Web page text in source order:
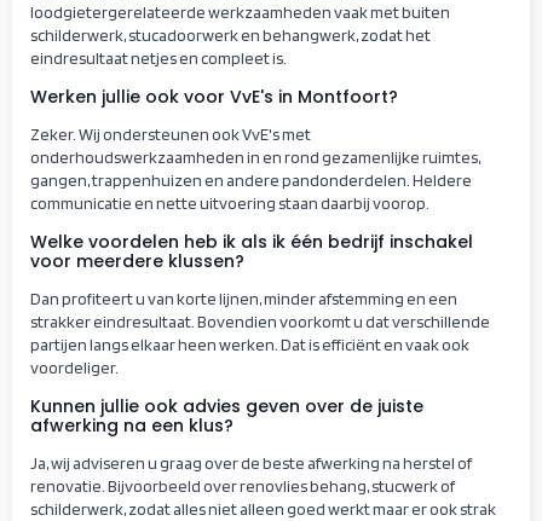
loodgietergerelateerde werkzaamheden vaak met buiten
schilderwerk, stucadoorwerk en behangwerk, zodat het
eindresultaat netjes en compleet is.
Werken jullie ook voor VvE's in Montfoort?
Zeker. Wij ondersteunen ook VvE's met
onderhoudswerkzaamheden in en rond gezamenlijke ruimtes,
gangen, trappenhuizen en andere pandonderdelen. Heldere
communicatie en nette uitvoering staan daarbij voorop.
Welke voordelen heb ik als ik één bedrijf inschakel
voor meerdere klussen?
Dan profiteert u van korte lijnen, minder afstemming en een
strakker eindresultaat. Bovendien voorkomt u dat verschillende
partijen langs elkaar heen werken. Dat is efficiënt en vaak ook
voordeliger.
Kunnen jullie ook advies geven over de juiste
afwerking na een klus?
Ja, wij adviseren u graag over de beste afwerking na herstel of
renovatie. Bijvoorbeeld over renovlies behang, stucwerk of
schilderwerk, zodat alles niet alleen goed werkt maar er ook strak